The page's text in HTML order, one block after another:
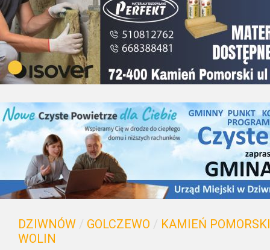
DZIWNÓW / GOLCZEWO / KAMIEŃ POMORSKI
WOLIN